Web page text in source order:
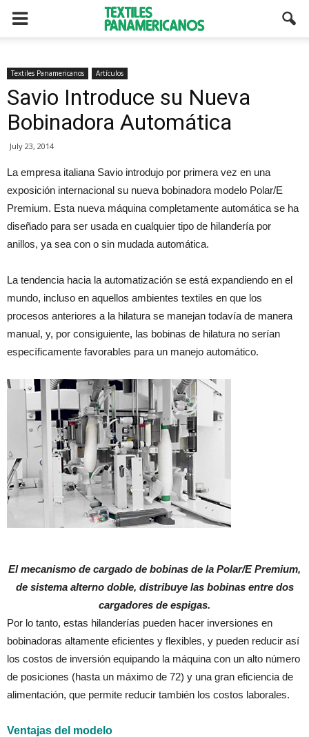
Textiles Panamericanos Artículos
Savio Introduce su Nueva
Bobinadora Automática
July 23, 2014
La empresa italiana Savio introdujo por primera vez en una
exposición internacional su nueva bobinadora modelo Polar/E
Premium. Esta nueva máquina completamente automática se ha
diseñado para ser usada en cualquier tipo de hilandería por
anillos, ya sea con o sin mudada automática.
La tendencia hacia la automatización se está expandiendo en el
mundo, incluso en aquellos ambientes textiles en que los
procesos anteriores a la hilatura se manejan todavía de manera
manual, y, por consiguiente, las bobinas de hilatura no serían
específicamente favorables para un manejo automático.
El mecanismo de cargado de bobinas de la Polar/E Premium,
de sistema alterno doble, distribuye las bobinas entre dos
cargadores de espigas.
Por lo tanto, estas hilanderías pueden hacer inversiones en
bobinadoras altamente eficientes y flexibles, y pueden reducir así
los costos de inversión equipando la máquina con un alto número
de posiciones (hasta un máximo de 72) y una gran eficiencia de
alimentación, que permite reducir también los costos laborales.
Ventajas del modelo